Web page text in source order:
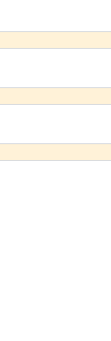
Kidney
Low